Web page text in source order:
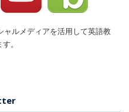
ャルメディアを活用して英語教
。